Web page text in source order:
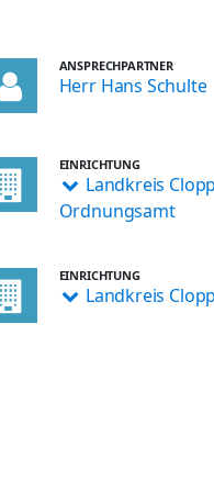
ANSPRECHPARTNER
Herr Hans Schulte
EINRICHTUNG
Landkreis
Ordnungsamt
EINRICHTUNG
Landkreis